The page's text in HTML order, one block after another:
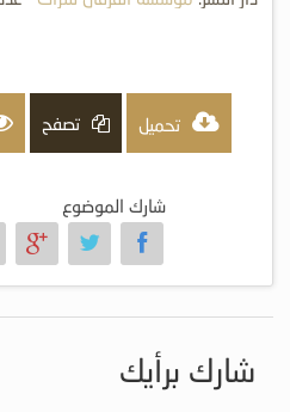
تحميل تصفح
شارك الموضوع
شارك برأيك